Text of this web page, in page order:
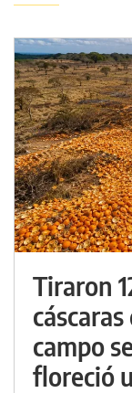
Tiraron
campo
floreció